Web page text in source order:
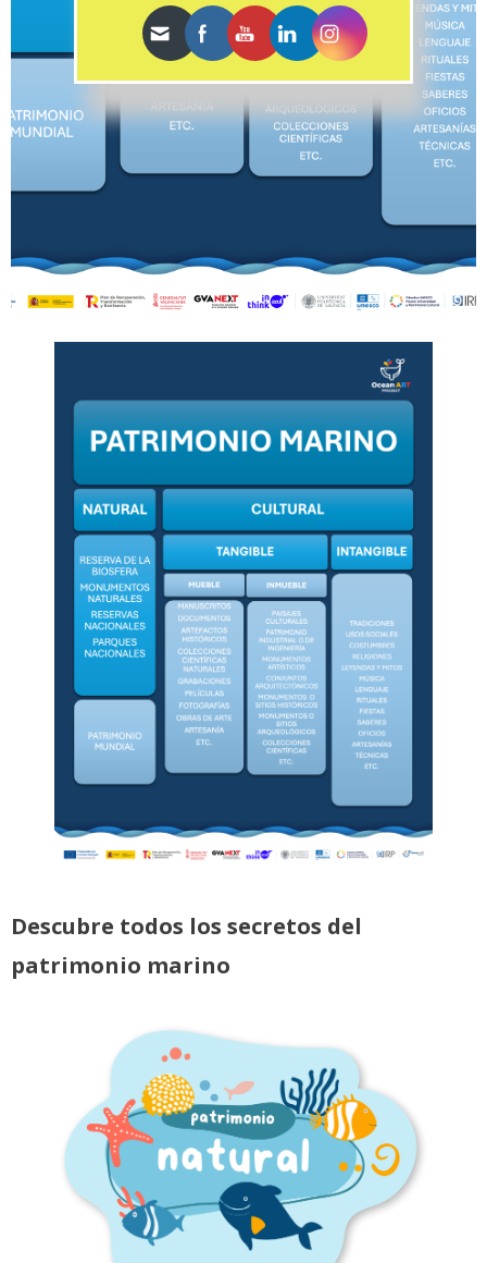
Descubre todos los secretos del
patrimonio marino